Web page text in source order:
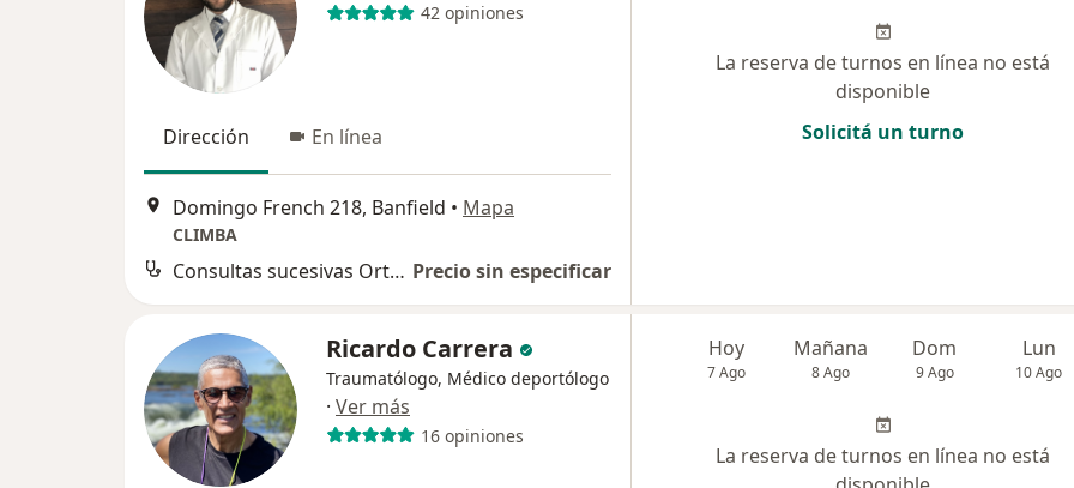
42 opiniones
Dirección En línea
Domingo French 218, Banfield • Mapa
CLIMBA
Consultas sucesivas Ortopedia y Traumatología Precio sin especificar
La reserva de turnos en línea no está
disponible
Solicitá un turno
Ricardo Carrera
Traumatólogo, Médico deportólogo
· Ver más
16 opiniones
Hoy
7 Ago
Mañana
8 Ago
Dom
9 Ago
Lun
10 Ago
La reserva de turnos en línea no está